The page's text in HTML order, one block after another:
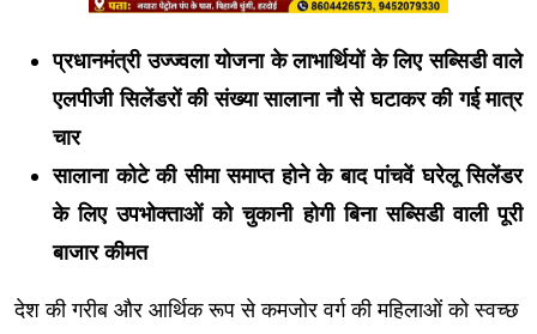
प्रधानमंत्री उज्ज्वला योजना के लाभार्थियों के लिए सब्सिडी वाले
एलपीजी सिलेंडरों की संख्या सालाना नौ से घटाकर की गई मात्र
चार
सालाना कोटे की सीमा समाप्त होने के बाद पांचवें घरेलू सिलेंडर
के लिए उपभोक्ताओं को चुकानी होगी बिना सब्सिडी वाली पूरी
बाजार कीमत
देश की गरीब और आर्थिक रूप से कमजोर वर्ग की महिलाओं को स्वच्छ